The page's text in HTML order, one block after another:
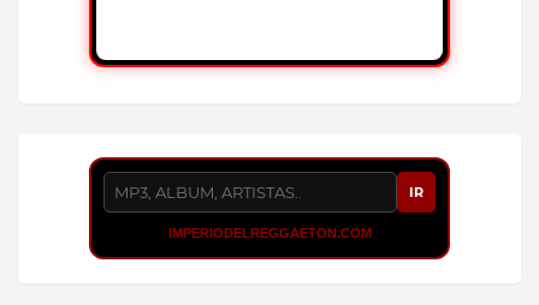
IR
IMPERIODELREGGAETON.COM